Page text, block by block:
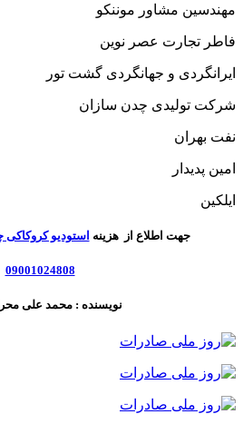
مهندسین مشاور موننکو
فاطر تجارت عصر نوین
ایرانگردی و جهانگردی گشت تور
شرکت تولیدی چدن سازان
نفت بهران
امین پدیدار
ایلکین
جهت اطلاع از هزینه استودیو کروکاکی
09001024808
نویسنده : محمد علی